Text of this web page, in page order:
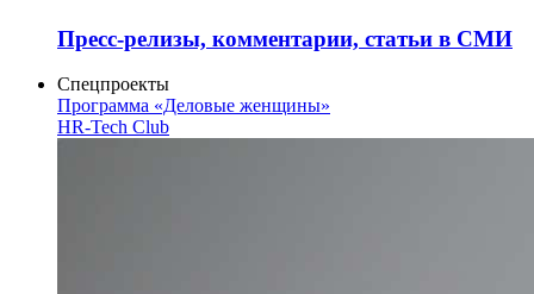
Пресс-релизы, комментарии, статьи в СМИ
Спецпроекты
Программа «Деловые женщины»
HR-Tech Club